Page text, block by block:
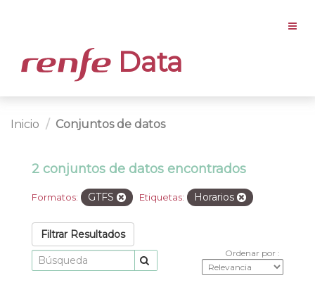
Data
Inicio Conjuntos de datos
2 conjuntos de datos encontrados
Formatos: GTFS Etiquetas: Horarios
Filtrar Resultados
Ordenar por